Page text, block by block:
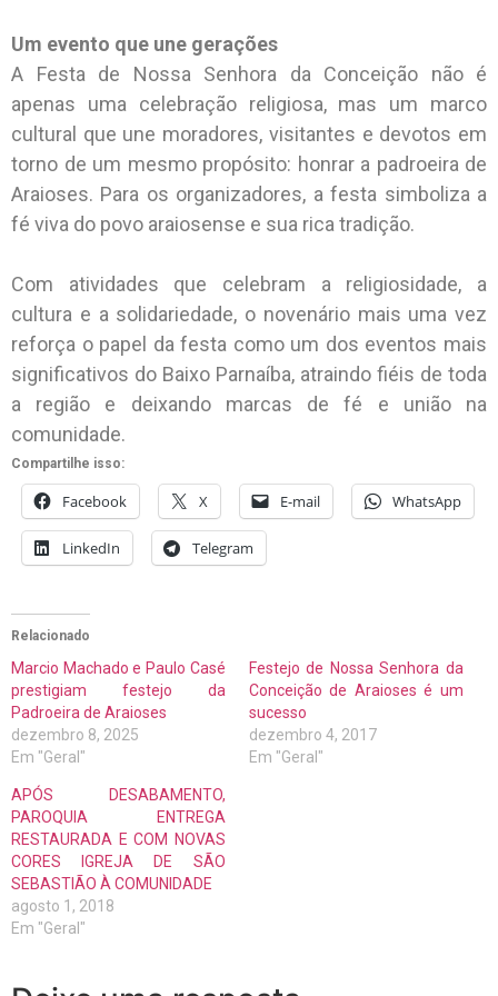
Um evento que une gerações
A Festa de Nossa Senhora da Conceição não é
apenas uma celebração religiosa, mas um marco
cultural que une moradores, visitantes e devotos em
torno de um mesmo propósito: honrar a padroeira de
Araioses. Para os organizadores, a festa simboliza a
fé viva do povo araiosense e sua rica tradição.
Com atividades que celebram a religiosidade, a
cultura e a solidariedade, o novenário mais uma vez
reforça o papel da festa como um dos eventos mais
significativos do Baixo Parnaíba, atraindo fiéis de toda
a região e deixando marcas de fé e união na
comunidade.
Compartilhe isso:
Facebook X E-mail WhatsApp
LinkedIn Telegram
Relacionado
Marcio Machado e Paulo Casé
prestigiam festejo da
Padroeira de Araioses
dezembro 8, 2025
Em "Geral"
Festejo de Nossa Senhora da
Conceição de Araioses é um
sucesso
dezembro 4, 2017
Em "Geral"
APÓS DESABAMENTO,
PAROQUIA ENTREGA
RESTAURADA E COM NOVAS
CORES IGREJA DE SÃO
SEBASTIÃO À COMUNIDADE
agosto 1, 2018
Em "Geral"